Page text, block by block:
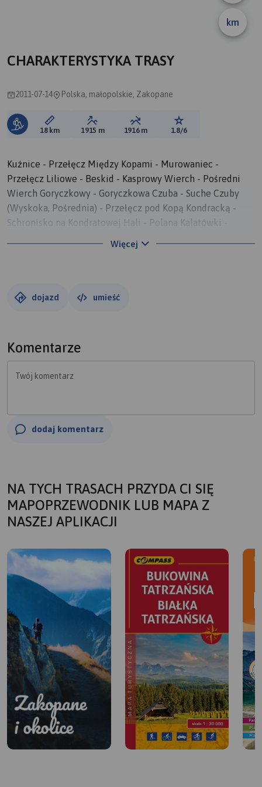
km
CHARAKTERYSTYKA TRASY
2011-07-14 Polska, małopolskie, Zakopane
Długość trasy:
18 km Suma przewyższeń:
1915 m Suma spadków:
1916 m Ocena trasy:
1.8/6
Kuźnice - Przełęcz Między Kopami - Murowaniec -
Przełęcz Liliowe - Beskid - Kasprowy Wierch - Pośredni
Wierch Goryczkowy - Goryczkowa Czuba - Suche Czuby
(Wyskoka, Pośrednia) - Przełęcz pod Kopą Kondracką -
Schronisko na Kondratowej Hali - Polana Kalatówki -
Więcej
dojazd umieść
Komentarze
Twój komentarz
dodaj komentarz
NA TYCH TRASACH PRZYDA CI SIĘ
MAPOPRZEWODNIK LUB MAPA Z
NASZEJ APLIKACJI